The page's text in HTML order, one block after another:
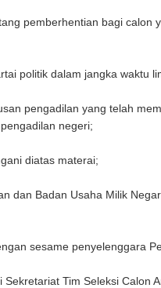
pemberhentian bagi calon
politik dalam jangka waktu
pengadilan yang telah
negeri;
diatas materai;
Badan Usaha Milik
sesame penyelenggara
Tim Seleksi Calon